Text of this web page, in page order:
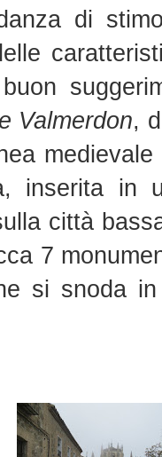
di
Valmerdon,
inserita in
città
7
si snoda